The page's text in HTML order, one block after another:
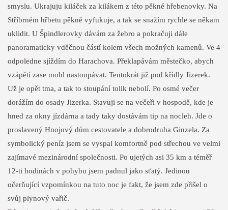
smyslu. Ukrajuju kiláček za kilákem z této pěkné hřebenovky. Na
Stříbrném hřbetu pěkně vyfukuje, a tak se snažím rychle se někam
uklidit. U Špindlerovky dávám za žebro a pokračuji dále
panoramaticky vděčnou částí kolem všech možných kamenů. Ve 4
odpoledne sjíždím do Harachova. Překlapávám městečko, abych
vzápětí zase mohl nastoupávat. Tentokrát již pod křídly Jizerek.
Už je opět tma, a tak to stoupání tolik nebolí. Po osmé večer
dorážím do osady Jizerka. Stavuji se na večeři v hospodě, kde je
hned za okny jízdárna a tady taky dostávám tip na nocleh. Jde o
proslavený Hnojový dům cestovatele a dobrodruha Ginzela. Za
symbolický peníz jsem se vyspal komfortně pod střechou ve velmi
zajímavé mezinárodní společnosti. Po ujetých asi 35 km a téměř
12-ti hodinách v pohybu jsem padnul jako sťatý. Jedinou
očerňující vzpomínkou na tuto noc je fakt, že jsem zde přišel o
svůj plynový vařič.